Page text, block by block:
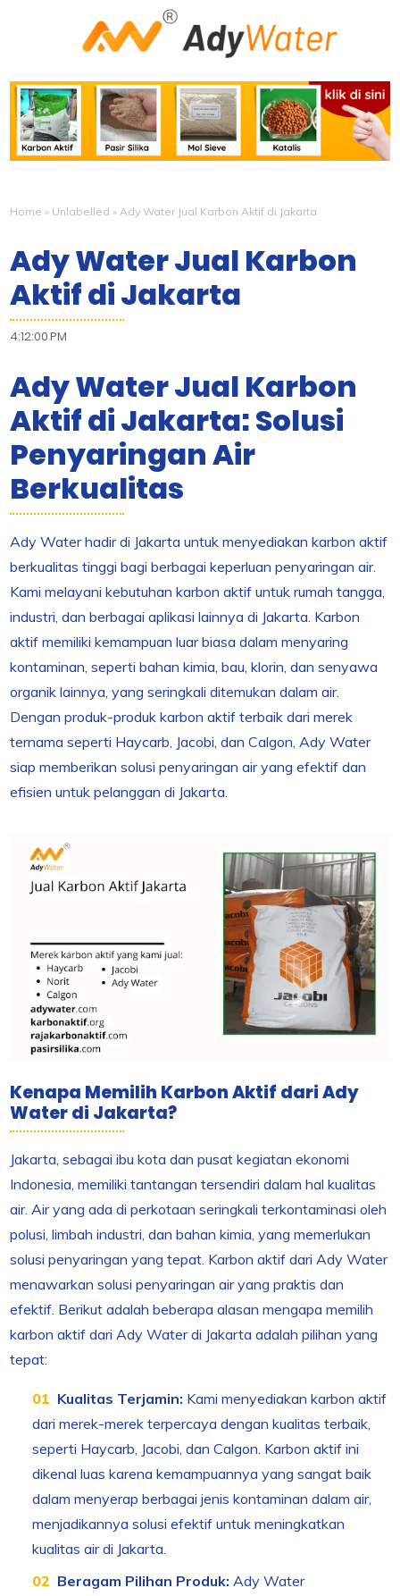
Home » Unlabelled » Ady Water Jual Karbon Aktif di Jakarta
Ady Water Jual Karbon
Aktif di Jakarta
4:12:00 PM
Ady Water Jual Karbon
Aktif di Jakarta: Solusi
Penyaringan Air
Berkualitas
Ady Water hadir di Jakarta untuk menyediakan karbon aktif
berkualitas tinggi bagi berbagai keperluan penyaringan air.
Kami melayani kebutuhan karbon aktif untuk rumah tangga,
industri, dan berbagai aplikasi lainnya di Jakarta. Karbon
aktif memiliki kemampuan luar biasa dalam menyaring
kontaminan, seperti bahan kimia, bau, klorin, dan senyawa
organik lainnya, yang seringkali ditemukan dalam air.
Dengan produk-produk karbon aktif terbaik dari merek
ternama seperti Haycarb, Jacobi, dan Calgon, Ady Water
siap memberikan solusi penyaringan air yang efektif dan
efisien untuk pelanggan di Jakarta.
Kenapa Memilih Karbon Aktif dari Ady
Water di Jakarta?
Jakarta, sebagai ibu kota dan pusat kegiatan ekonomi
Indonesia, memiliki tantangan tersendiri dalam hal kualitas
air. Air yang ada di perkotaan seringkali terkontaminasi oleh
polusi, limbah industri, dan bahan kimia, yang memerlukan
solusi penyaringan yang tepat. Karbon aktif dari Ady Water
menawarkan solusi penyaringan air yang praktis dan
efektif. Berikut adalah beberapa alasan mengapa memilih
karbon aktif dari Ady Water di Jakarta adalah pilihan yang
tepat:
Kualitas Terjamin: Kami menyediakan karbon aktif
dari merek-merek terpercaya dengan kualitas terbaik,
seperti Haycarb, Jacobi, dan Calgon. Karbon aktif ini
dikenal luas karena kemampuannya yang sangat baik
dalam menyerap berbagai jenis kontaminan dalam air,
menjadikannya solusi efektif untuk meningkatkan
kualitas air di Jakarta.
Beragam Pilihan Produk: Ady Water